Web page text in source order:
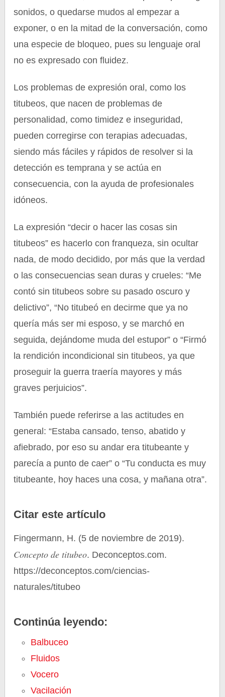
sonidos, o quedarse mudos al empezar a
exponer, o en la mitad de la conversación, como
una especie de bloqueo, pues su lenguaje oral
no es expresado con fluidez.
Los problemas de expresión oral, como los
titubeos, que nacen de problemas de
personalidad, como timidez e inseguridad,
pueden corregirse con terapias adecuadas,
siendo más fáciles y rápidos de resolver si la
detección es temprana y se actúa en
consecuencia, con la ayuda de profesionales
idóneos.
La expresión “decir o hacer las cosas sin
titubeos” es hacerlo con franqueza, sin ocultar
nada, de modo decidido, por más que la verdad
o las consecuencias sean duras y crueles: “Me
contó sin titubeos sobre su pasado oscuro y
delictivo”, “No titubeó en decirme que ya no
quería más ser mi esposo, y se marchó en
seguida, dejándome muda del estupor” o “Firmó
la rendición incondicional sin titubeos, ya que
proseguir la guerra traería mayores y más
graves perjuicios”.
También puede referirse a las actitudes en
general: “Estaba cansado, tenso, abatido y
afiebrado, por eso su andar era titubeante y
parecía a punto de caer” o “Tu conducta es muy
titubeante, hoy haces una cosa, y mañana otra”.
Citar este artículo
Fingermann, H. (5 de noviembre de 2019).
Concepto de titubeo. Deconceptos.com.
https://deconceptos.com/ciencias-
naturales/titubeo
Continúa leyendo:
Balbuceo
Fluidos
Vocero
Vacilación